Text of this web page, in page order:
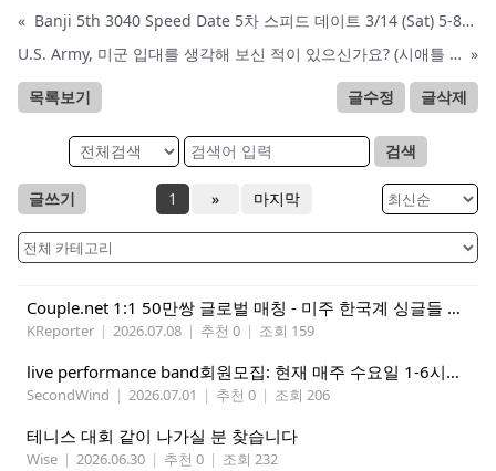
«
Banji 5th 3040 Speed Date 5차 스피드 데이트 3/14 (Sat) 5-8PM
U.S. Army, 미군 입대를 생각해 보신 적이 있으신가요? (시애틀 미군 입대) »
목록보기 글수정 글삭제
검색
글쓰기 1 » 마지막
Couple.net 1:1 50만쌍 글로벌 매칭 - 미주 한국계 싱글들 모이세요
KReporter | 2026.07.08 | 추천 0 | 조회 159
live performance band회원모집: 현재 매주 수요일 1-6시에 전문 음악 Studio에서 활동중인 진짜 악기를 다루는 밴드입니다.
SecondWind | 2026.07.01 | 추천 0 | 조회 206
테니스 대회 같이 나가실 분 찾습니다
Wise | 2026.06.30 | 추천 0 | 조회 232